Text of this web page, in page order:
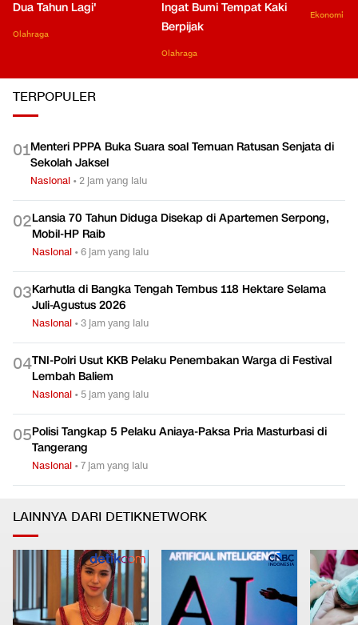
Dua Tahun Lagi'
Olahraga
Ingat Bumi Tempat Kaki
Berpijak
Olahraga
Ekonomi
TERPOPULER
01Menteri PPPA Buka Suara soal Temuan Ratusan Senjata di
Sekolah Jaksel
Nasional •2 jam yang lalu
02Lansia 70 Tahun Diduga Disekap di Apartemen Serpong,
Mobil-HP Raib
Nasional •6 jam yang lalu
03Karhutla di Bangka Tengah Tembus 118 Hektare Selama
Juli-Agustus 2026
Nasional •3 jam yang lalu
04TNI-Polri Usut KKB Pelaku Penembakan Warga di Festival
Lembah Baliem
Nasional • 5 jam yang lalu
05Polisi Tangkap 5 Pelaku Aniaya-Paksa Pria Masturbasi di
Tangerang
Nasional •7 jam yang lalu
LAINNYA DARI DETIKNETWORK